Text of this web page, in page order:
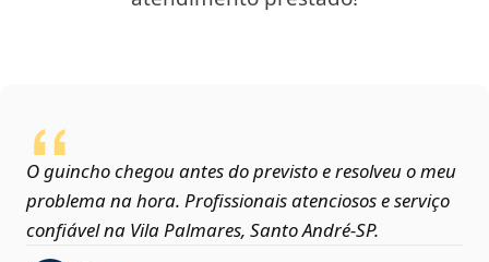
O guincho chegou antes do previsto e resolveu o meu
problema na hora. Profissionais atenciosos e serviço
confiável na Vila Palmares, Santo André‑SP.